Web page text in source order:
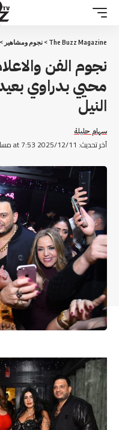
The Buzz Magazine
> نجوم ومشاهير >
نجوم الفن
محيي بدراوي
النيل
آخر تحديث: 2025/12/11 at 7:53 مساءً
سهام حليلة